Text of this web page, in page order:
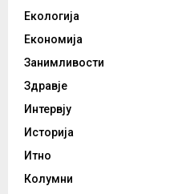
Екологија
Економија
Занимливости
Здравје
Интервју
Историја
Итно
Колумни